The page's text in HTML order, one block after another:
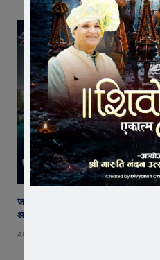
जावरा सिविल हॉस्पिटल में कमाल! 70
आयुष्मान से इलाज हुआ नि:शुल्क
AUGUST 8, 2026